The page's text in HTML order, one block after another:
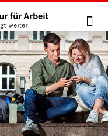
springen
Suche